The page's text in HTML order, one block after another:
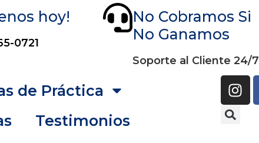
hoy!
0721
No Cobramos Si
No Ganamos
Soporte al Cliente 24/7
de Práctica
Testimonios